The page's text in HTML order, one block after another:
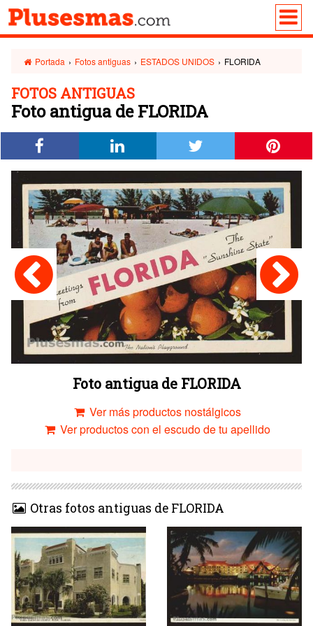
Portada › Fotos antiguas › ESTADOS UNIDOS › FLORIDA
FOTOS ANTIGUAS
Foto antigua de FLORIDA
Foto antigua de FLORIDA
Ver más productos nostálgicos
Ver productos con el escudo de tu apellido
Otras fotos antiguas de FLORIDA